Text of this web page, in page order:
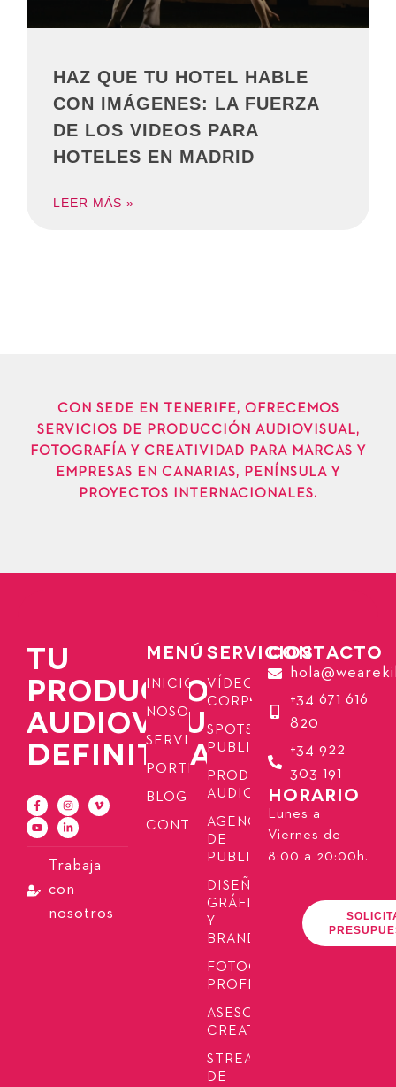
HAZ QUE TU HOTEL HABLE
CON IMÁGENES: LA FUERZA
DE LOS VIDEOS PARA
HOTELES EN MADRID
LEER MÁS »
CON SEDE EN TENERIFE, OFRECEMOS
SERVICIOS DE PRODUCCIÓN AUDIOVISUAL,
FOTOGRAFÍA Y CREATIVIDAD PARA MARCAS Y
EMPRESAS EN CANARIAS, PENÍNSULA Y
PROYECTOS INTERNACIONALES.
TU
PRODUCTORA
AUDIOVISUAL
DEFINITIVA
Trabaja
con
nosotros
MENÚ
INICIO
NOSOTROS
SERVICIOS
PORTFOLIO
BLOG
CONTACTO
SERVICIOS
VÍDEOS
CORPORATIVOS
SPOTS
PUBLICITARIOS
PRODUCCIÓN
AUDIOVISUAL
AGENCIA
DE
PUBLICIDAD
DISEÑO
GRÁFICO
Y
BRANDING
FOTOGRAFÍA
PROFESIONAL
ASESORÍA
CREATIVA
STREAMING
DE
CONTACTO
+34 671 616
820
+34 922
303 191
HORARIO
Lunes a
Viernes de
8:00 a 20:00h.